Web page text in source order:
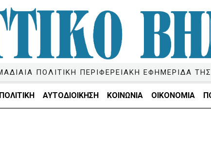
ΠΟΛΙΤΙΚΗ ΠΕΡΙΦΕΡΕΙΑΚΗ ΕΦΗΜΕΡΙΔΑ
ΠΟΛΙΤΙΚΗ ΑΥΤΟΔΙΟΙΚΗΣΗ ΚΟΙΝΩΝΙΑ ΟΙΚΟΝΟΜΙΑ